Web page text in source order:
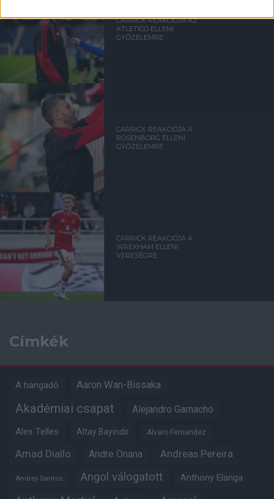
CARRICK REAKCIÓJA AZ
ATLETICO ELLENI
GYŐZELEMRE
CARRICK REAKCIÓJA A
ROSENBORG ELLENI
GYŐZELEMRE
CARRICK REAKCIÓJA A
WREXHAM ELLENI
VERESÉGRE
Címkék
A hangadó Aaron Wan-Bissaka
Akadémiai csapat Alejandro Garnacho
Alex Telles Altay Bayindir Alvaro Fernandez
Amad Diallo Andre Onana Andreas Pereira
Andrey Santos Angol válogatott Anthony Elanga